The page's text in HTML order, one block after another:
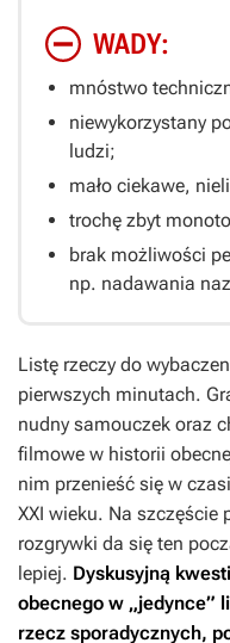
WADY:
mnóstwo
niewykorzystany
ludzi;
mało ciekawe,
trochę zbyt
brak możliwości
np. nadawania
Listę rzeczy do
pierwszych minutach.
nudny samouczek oraz
filmowe w historii
nim przenieść się w
XXI wieku. Na szczęście
rozgrywki da się ten
lepiej. Dyskusyjną
obecnego w „jedynce”
rzecz sporadycznych,